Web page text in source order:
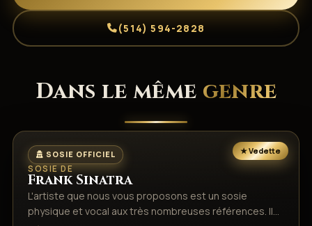
(514) 594-2828
Dans le même genre
SOSIE OFFICIEL
SOSIE DE
Frank Sinatra
L'artiste que nous vous proposons est un sosie
physique et vocal aux très nombreuses références. Il…